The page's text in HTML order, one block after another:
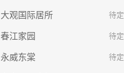
大观国际居所 待定
春江家园 待定
永威东棠 待定